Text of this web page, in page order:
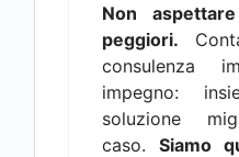
Non
peggiori.
consulenza
impegno:
soluzione
caso. Siamo